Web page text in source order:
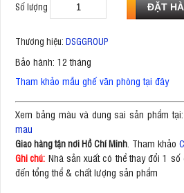
Số lượng
Thương hiệu: DSGGROUP
Bảo hành: 12 tháng
Tham khảo mẫu ghế văn phòng tại đây
Xem bảng màu và dung sai sản phẩm tại:
mau
Giao hàng tận nơi Hồ Chí Minh . Tham khảo
Ghi chú: Nhà sản xuất có thể thay đổi 1
đến tổng thể & chất lượng sản phẩm